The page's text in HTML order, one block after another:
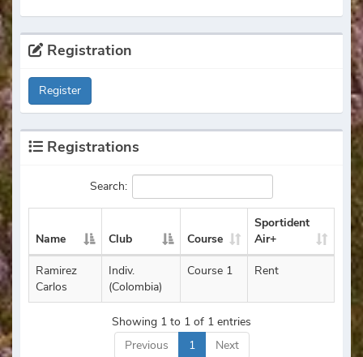
Registration
Register
Registrations
Search:
Name Club Course
Sportident
Air+
Ramirez
Carlos
Indiv.
(Colombia)
Course 1 Rent
Showing 1 to 1 of 1 entries
Previous
1 Next